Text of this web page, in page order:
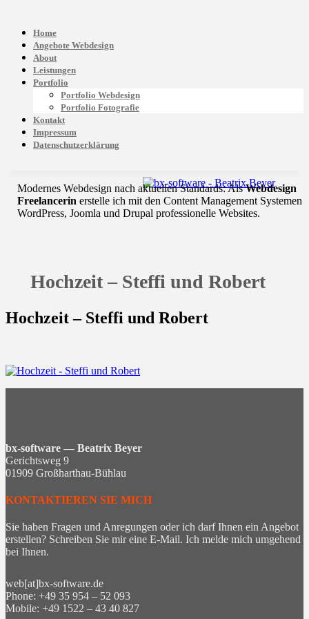
Home
Angebote Webdesign
About
Leistungen
Portfolio
Portfolio Webdesign
Portfolio Fotografie
Kontakt
Impressum
Datenschutzerklärung
Modernes Webdesign nach aktuellen Standards: AlsWebdesign
Freelancerin erstelle ich mit den Content Management Systemen
WordPress, Joomla und Drupal professionelle Websites.
Hochzeit – Steffi und Robert
Hochzeit – Steffi und Robert
bx-software — Beatrix Beyer
Gerichtsweg 9
01909 Großharthau-Bühlau
KONTAKTIEREN SIE MICH
Sie haben Fragen und Anregungen oder ich darf Ihnen ein Angebot
erstellen? Schreiben Sie mir eine E-Mail. Ich melde mich umgehend
bei Ihnen.
web[at]bx-software.de
Phone: +49 35 954 – 52 093
Mobile: +49 1522 – 43 40 827